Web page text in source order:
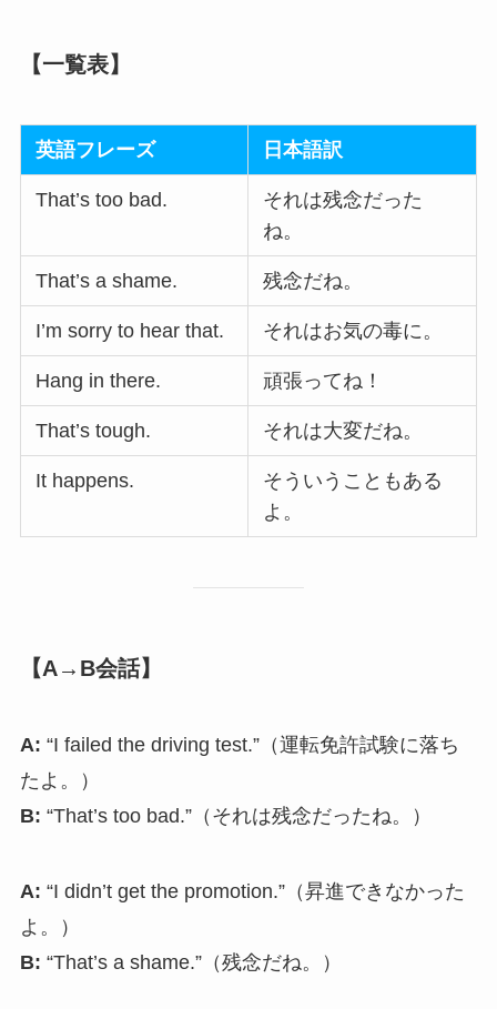
【一覧表】
英語フレーズ 日本語訳
That’s too bad.
それは残念だった
ね。
That’s a shame. 残念だね。
I’m sorry to hear that. それはお気の毒に。
Hang in there. 頑張ってね！
That’s tough. それは大変だね。
It happens.
そういうこともある
よ。
【A→B会話】
A: “I failed the driving test.”（運転免許試験に落ち
たよ。）
B: “That’s too bad.”（それは残念だったね。）
A: “I didn’t get the promotion.”（昇進できなかった
よ。）
B: “That’s a shame.”（残念だね。）